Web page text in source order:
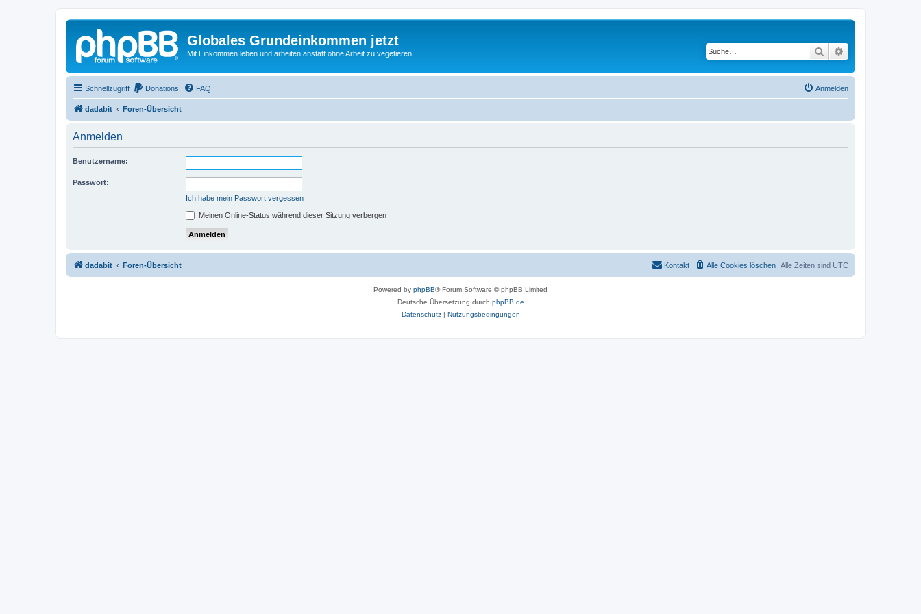
Globales Grundeinkommen jetzt
Mit Einkommen leben und arbeiten anstatt ohne Arbeit zu vegetieren Suche
Schnellzugriff Donations FAQ Anmelden
dadabit Foren-Übersicht
Anmelden
Benutzername:
Passwort:
Ich habe mein Passwort vergessen
Meinen Online-Status während dieser Sitzung verbergen
dadabit Foren-Übersicht Alle Zeiten sind UTC
Alle Cookies löschen
Kontakt
Powered by phpBB® Forum Software © phpBB Limited
Deutsche Übersetzung durch phpBB.de
Datenschutz| Nutzungsbedingungen